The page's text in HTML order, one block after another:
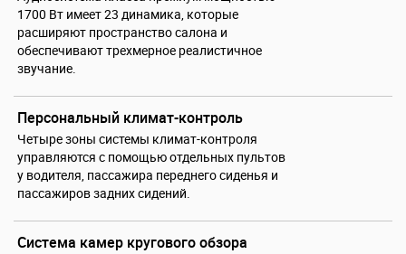
1700 Вт имеет 23 динамика, которые
расширяют пространство салона и
обеспечивают трехмерное реалистичное
звучание.
Персональный климат-контроль
Четыре зоны системы климат-контроля
управляются с помощью отдельных пультов
у водителя, пассажира переднего сиденья и
пассажиров задних сидений.
Система камер кругового обзора